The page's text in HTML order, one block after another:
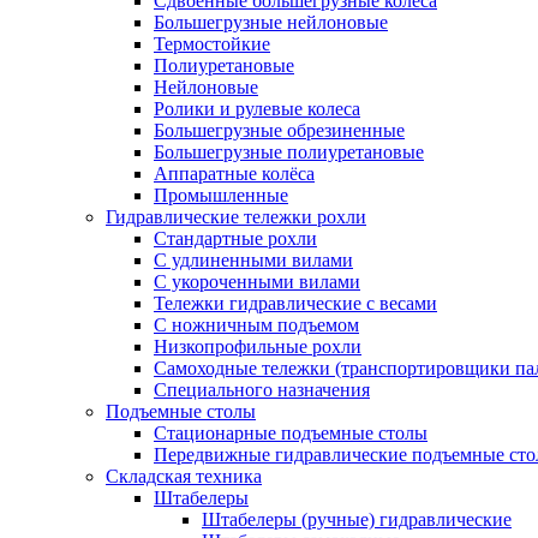
Большегрузные нейлоновые
Термостойкие
Полиуретановые
Нейлоновые
Ролики и рулевые колеса
Большегрузные обрезиненные
Большегрузные полиуретановые
Аппаратные колёса
Промышленные
Гидравлические тележки рохли
Стандартные рохли
С удлиненными вилами
С укороченными вилами
Тележки гидравлические с весами
С ножничным подъемом
Низкопрофильные рохли
Самоходные тележки (транспортировщики
Специального назначения
Подъемные столы
Стационарные подъемные столы
Передвижные гидравлические подъемные
Складская техника
Штабелеры
Штабелеры (ручные) гидравлические